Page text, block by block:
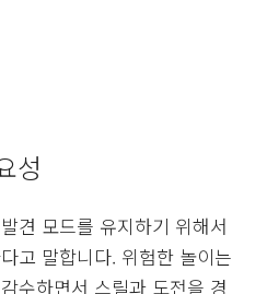
성
견 모드를 유지하기 위해서
고 말합니다. 위험한 놀이는
수하면서 스릴과 도전을 경